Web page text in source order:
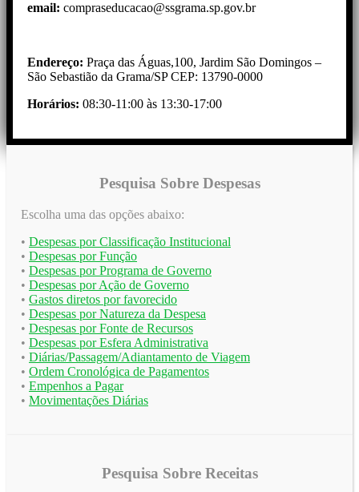
email: compraseducacao@ssgrama.sp.gov.br
Endereço: Praça das Águas,100, Jardim São Domingos –
São Sebastião da Grama/SP CEP: 13790-0000
Horários: 08:30-11:00 às 13:30-17:00
Pesquisa Sobre Despesas
Escolha uma das opções abaixo:
• Despesas por Classificação Institucional
• Despesas por Função
• Despesas por Programa de Governo
• Despesas por Ação de Governo
• Gastos diretos por favorecido
• Despesas por Natureza da Despesa
• Despesas por Fonte de Recursos
• Despesas por Esfera Administrativa
• Diárias/Passagem/Adiantamento de Viagem
• Ordem Cronológica de Pagamentos
• Empenhos a Pagar
• Movimentações Diárias
Pesquisa Sobre Receitas